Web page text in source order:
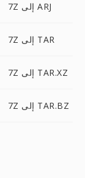
7Z إلى ARJ
7Z إلى TAR
7Z إلى TAR.XZ
7Z إلى TAR.BZ